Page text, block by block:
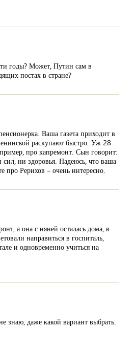
годы? Может, Путин сам в
постах в стране?
Ваша газета приходит в
раскупают быстро. Уж 28
про капремонт. Сын говорит:
ни здоровья. Надеюсь, что ваша
про Рерихов – очень интересно.
а она с няней осталась дома, в
направиться в госпиталь,
и одновременно учиться на
знаю, даже какой вариант выбрать.